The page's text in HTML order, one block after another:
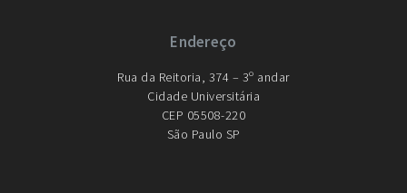
Endereço
Rua da Reitoria, 374 – 3º andar
Cidade Universitária
CEP 05508-220
São Paulo SP